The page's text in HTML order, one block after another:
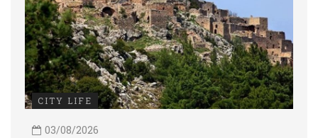
CITY LIFE
03/08/2026